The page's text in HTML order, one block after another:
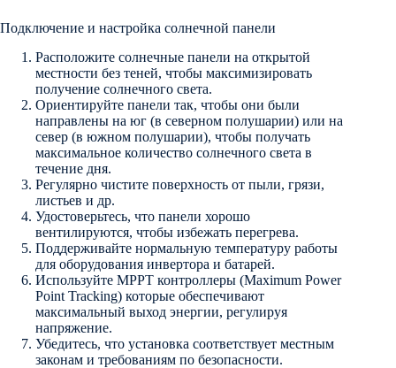
Подключение и настройка солнечной панели
Расположите солнечные панели на открытой
местности без теней, чтобы максимизировать
получение солнечного света.
Ориентируйте панели так, чтобы они были
направлены на юг (в северном полушарии) или на
север (в южном полушарии), чтобы получать
максимальное количество солнечного света в
течение дня.
Регулярно чистите поверхность от пыли, грязи,
листьев и др.
Удостоверьтесь, что панели хорошо
вентилируются, чтобы избежать перегрева.
Поддерживайте нормальную температуру работы
для оборудования инвертора и батарей.
Используйте MPPT контроллеры (Maximum Power
Point Tracking) которые обеспечивают
максимальный выход энергии, регулируя
напряжение.
Убедитесь, что установка соответствует местным
законам и требованиям по безопасности.